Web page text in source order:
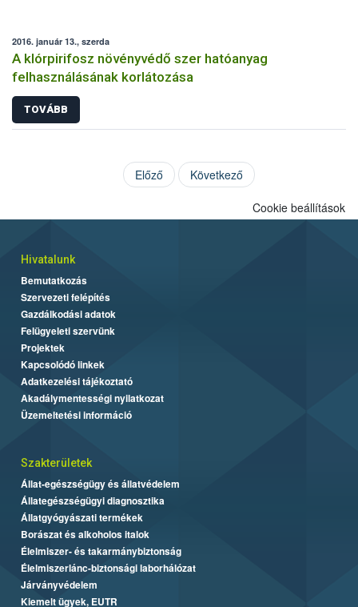
2016. január 13., szerda
A klórpirifosz növényvédő szer hatóanyag
felhasználásának korlátozása
TOVÁBB
Előző Következő
Cookie beállítások
Hivatalunk
Bemutatkozás
Szervezeti felépítés
Gazdálkodási adatok
Felügyeleti szervünk
Projektek
Kapcsolódó linkek
Adatkezelési tájékoztató
Akadálymentességi nyilatkozat
Üzemeltetési információ
Szakterületek
Állat-egészségügy és állatvédelem
Állategészségügyi diagnosztika
Állatgyógyászati termékek
Borászat és alkoholos italok
Élelmiszer- és takarmánybiztonság
Élelmiszerlánc-biztonsági laborhálózat
Járványvédelem
Kiemelt ügyek, EUTR